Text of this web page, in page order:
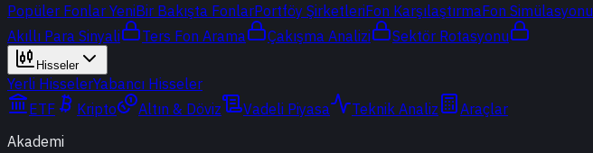
Popüler Fonlar YeniBir Bakışta FonlarPortföy ŞirketleriFon KarşılaştırmaFon Simülasyonu
Akıllı Para Sinyali
Ters Fon Arama Çakışma Analizi Sektör Rotasyonu
Hisseler
Yerli HisselerYabancı Hisseler
ETF
Kripto Altın & Döviz Vadeli Piyasa Teknik Analiz
Araçlar
Akademi